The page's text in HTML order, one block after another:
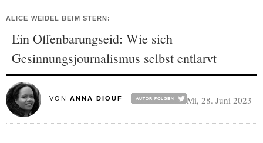
ALICE WEIDEL BEIM STERN:
Ein Offenbarungseid: Wie sich
Gesinnungsjournalismus selbst entlarvt
VON ANNA DIOUF Mi, 28. Juni 2023